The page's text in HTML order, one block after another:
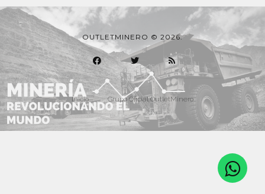
OUTLETMINERO © 2026.
Inicio Grupo Oficial OutletMinero